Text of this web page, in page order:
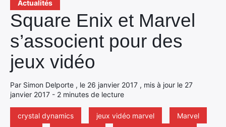
Actualités
Square Enix et Marvel
s’associent pour des
jeux vidéo
Par Simon Delporte , le 26 janvier 2017 , mis à jour le 27
janvier 2017 - 2 minutes de lecture
crystal dynamics jeux vidéo marvel
Marvel